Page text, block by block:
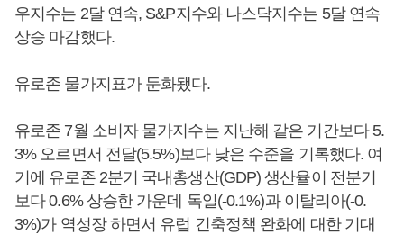
우지수는 2달 연속, S&P지수와 나스닥지수는 5달 연속
상승 마감했다.
유로존 물가지표가 둔화됐다.
유로존 7월 소비자 물가지수는 지난해 같은 기간보다 5.
3% 오르면서 전달(5.5%)보다 낮은 수준을 기록했다. 여
기에 유로존 2분기 국내총생산(GDP) 생산율이 전분기
보다 0.6% 상승한 가운데 독일(-0.1%)과 이탈리아(-0.
3%)가 역성장 하면서 유럽 긴축정책 완화에 대한 기대